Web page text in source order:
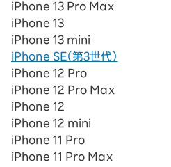
iPhone 13 Pro Max
iPhone 13
iPhone 13 mini
iPhone SE（第3世代）
iPhone 12 Pro
iPhone 12 Pro Max
iPhone 12
iPhone 12 mini
iPhone 11 Pro
iPhone 11 Pro Max